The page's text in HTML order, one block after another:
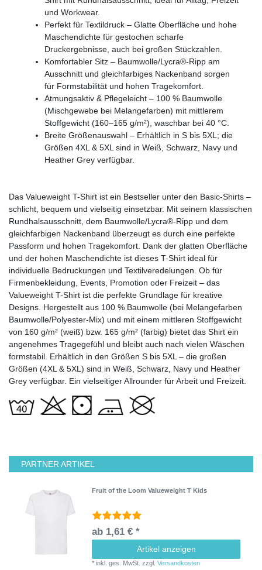
und Workwear.
Perfekt für Textildruck – Glatte Oberfläche und hohe
Maschendichte für gestochen scharfe
Druckergebnisse, auch bei großen Stückzahlen.
Komfortabler Sitz – Baumwolle/Lycra®-Ripp am
Ausschnitt und gleichfarbiges Nackenband sorgen
für Formstabilität und hohen Tragekomfort.
Atmungsaktiv & Pflegeleicht – 100 % Baumwolle
(Mischgewebe bei Melangefarben) mit mittlerem
Stoffgewicht (160–165 g/m²), waschbar bei 40 °C.
Breite Größenauswahl – Erhältlich in S bis 5XL; die
Größen 4XL & 5XL sind in Weiß, Schwarz, Navy und
Heather Grey verfügbar.
Das Valueweight T-Shirt ist ein Bestseller unter den Basic-Shirts –
schlicht, bequem und vielseitig einsetzbar. Mit seinem klassischen
Rundhalsausschnitt, dem Baumwolle/Lycra®-Ripp und dem
gleichfarbigen Nackenband überzeugt es durch eine perfekte
Passform und hohen Tragekomfort. Dank der glatten Oberfläche
und der hohen Maschendichte ist dieses T-Shirt ideal für
individuelle Bedruckungen und Textilveredelungen. Ob für
Firmenbekleidung, Events, Promotion oder Freizeit – das
Valueweight T-Shirt ist die perfekte Grundlage für kreative
Designs. Hergestellt aus 100 % Baumwolle (bei Melangefarben
Baumwolle/Polyester-Mix) und mit einem mittleren Stoffgewicht
von 160 g/m² (weiß) bzw. 165 g/m² (farbig) bietet das Shirt ein
angenehmes Tragegefühl und bleibt auch nach vielen Wäschen
formstabil. Erhältlich in den Größen S bis 5XL – die großen
Größen (4XL & 5XL) sind in Weiß, Schwarz, Navy und Heather
Grey verfügbar. Ein vielseitiger Allrounder für Arbeit und Freizeit.
PARTNER ARTIKEL
Fruit of the Loom Valueweight T Kids
ab 1,61 € *
Artikel anzeigen
*inkl. ges. MwSt. zzgl.Versandkosten